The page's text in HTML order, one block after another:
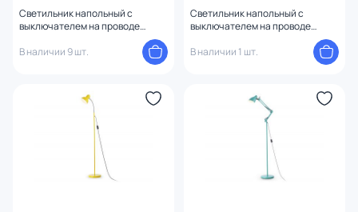
Светильник напольный с
выключателем на проводе
Ambrella TRADITIONAL TR97691
В наличии 9 шт.
Светильник напольный с
выключателем на проводе
Ambrella TRADITIONAL TR97688
В наличии 1 шт.